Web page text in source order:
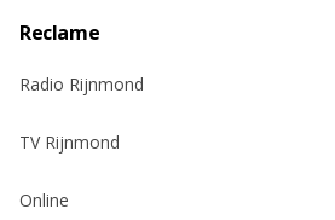
Reclame
Radio Rijnmond
TV Rijnmond
Online